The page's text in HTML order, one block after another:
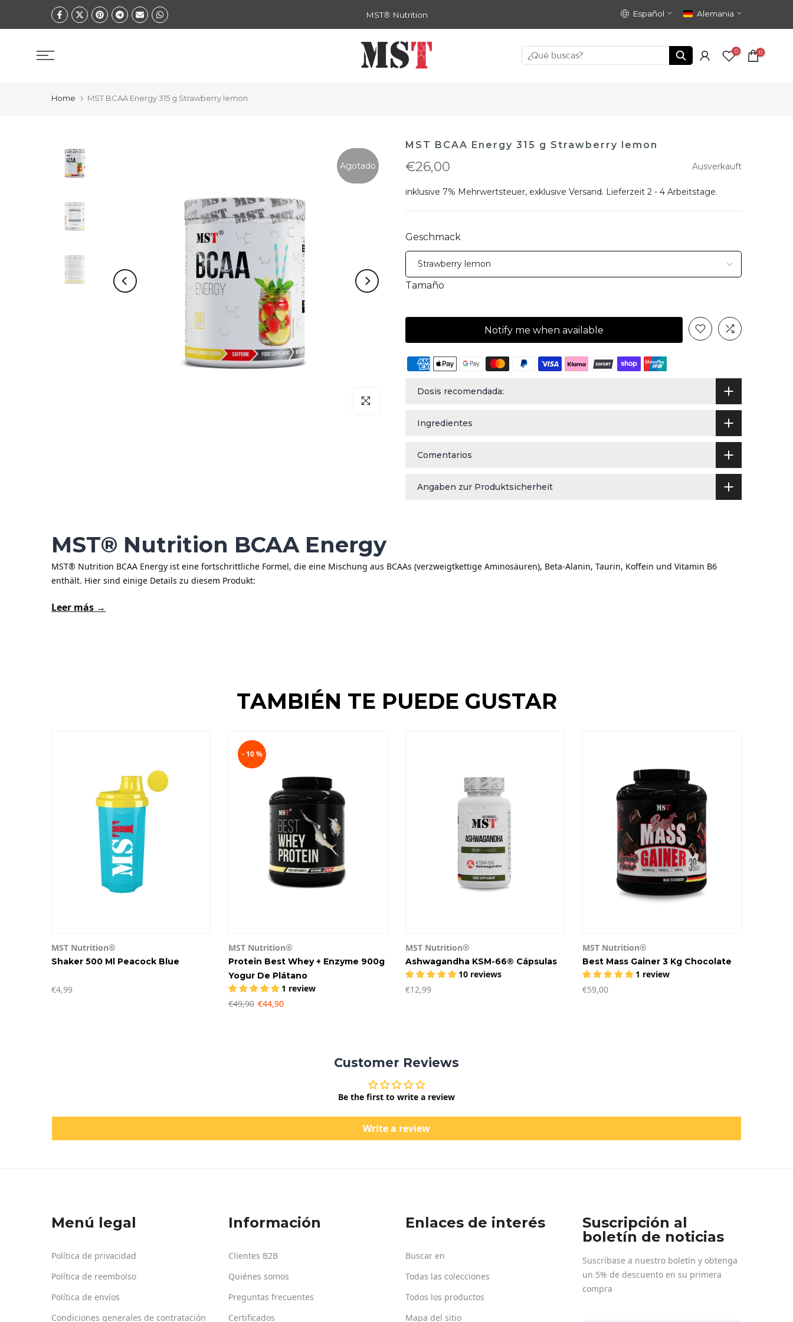
MST®Nutrition Español Alemania
0 0
Home MST BCAA Energy 315 g Strawberry lemon
Agotado
klicken um zu vergrößern
MST BCAA Energy 315 g Strawberry lemon
€26,00 Ausverkauft
inklusive 7% Mehrwertsteuer, exklusive Versand. Lieferzeit 2 - 4 Arbeitstage.
Tamaño
Geschmack
Notify me when available
Dosis recomendada:
Ingredientes
Comentarios
Angaben zur Produktsicherheit
MST® Nutrition BCAA Energy
MST® Nutrition BCAA Energy ist eine fortschrittliche Formel, die eine Mischung aus BCAAs (verzweigtkettige Aminosäuren), Beta-Alanin, Taurin, Koffein und Vitamin B6
enthält. Hier sind einige Details zu diesem Produkt:
Leer más →
TAMBIÉN TE PUEDE GUSTAR
MST Nutrition®
Ashwagandha KSM-66® Cápsulas
10 reviews
€12,99
MST Nutrition®
Best Mass Gainer 3 Kg Chocolate
1 review
€59,00
MST Nutrition®
Shaker 500 Ml Peacock Blue
€4,99
- 10 %
MST Nutrition®
Protein Best Whey + Enzyme 900g
Yogur De Plátano
1 review
€49,90 €44,90
Customer Reviews
Be the first to write a review
Write a review
Menú legal
Política de privacidad
Política de reembolso
Política de envíos
Condiciones generales de contratación
Información
Clientes B2B
Quiénes somos
Preguntas frecuentes
Certificados
Enlaces de interés
Buscar en
Todas las colecciones
Todos los productos
Mapa del sitio
Suscripción al
boletín de noticias
Suscríbase a nuestro boletín y obtenga
un 5% de descuento en su primera
compra